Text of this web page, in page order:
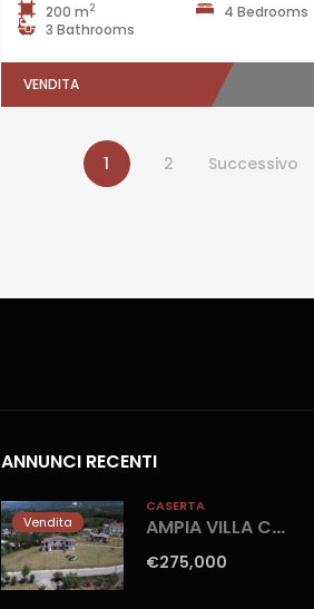
200 m2
4 Bedrooms
3 Bathrooms
VENDITA
1 2 Successivo
ANNUNCI RECENTI
Vendita
CASERTA
AMPIA VILLA CON GIARDINO Gioia Sannitica
€275,000